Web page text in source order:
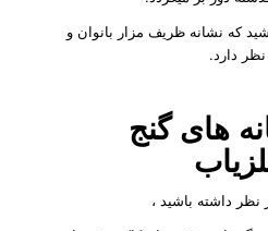
که نشانه ظریف مزار بانوان و
دارد.
های گنج
داشته باشید ،